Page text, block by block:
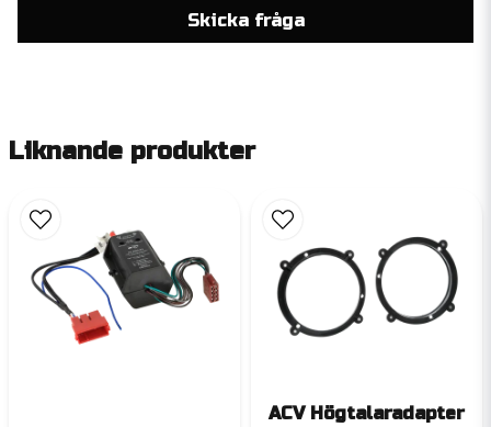
Skicka fråga
Liknande produkter
ACV Högtalaradapter